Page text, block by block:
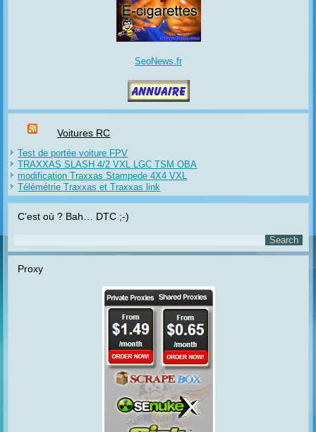
SeoNews.fr
Voitures RC
Test de portée voiture FPV
TRAXXAS SLASH 4/2 VXL LGC TSM OBA
modification Traxxas Stampede 4X4 VXL
Télémétrie Traxxas et Traxxas link
C’est où ? Bah… DTC ;-)
Proxy